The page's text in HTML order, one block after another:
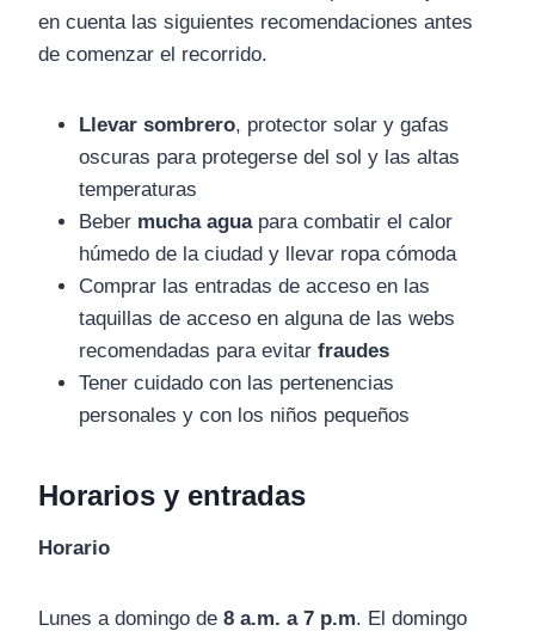
en cuenta las siguientes recomendaciones antes
de comenzar el recorrido.
Llevar sombrero, protector solar y gafas
oscuras para protegerse del sol y las altas
temperaturas
Beber mucha aguapara combatir el calor
húmedo de la ciudad y llevar ropa cómoda
Comprar las entradas de acceso en las
taquillas de acceso en alguna de las webs
recomendadas para evitar fraudes
Tener cuidado con las pertenencias
personales y con los niños pequeños
Horarios y entradas
Horario
Lunes a domingo de 8 a.m. a 7 p.m. El domingo